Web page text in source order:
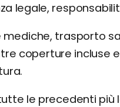
legale,
mediche, trasporto
coperture incluse
le precedenti più